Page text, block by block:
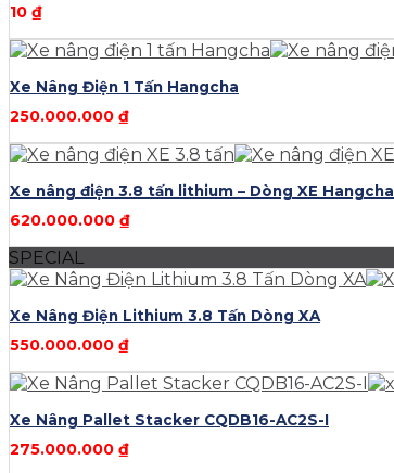
10 ₫
Xe Nâng Điện 1 Tấn Hangcha
250.000.000 ₫
Xe nâng điện 3.8 tấn lithium – Dòng XE Hangcha
620.000.000 ₫
SPECIAL
Xe Nâng Điện Lithium 3.8 Tấn Dòng XA
550.000.000 ₫
Xe Nâng Pallet Stacker CQDB16-AC2S-I
275.000.000 ₫